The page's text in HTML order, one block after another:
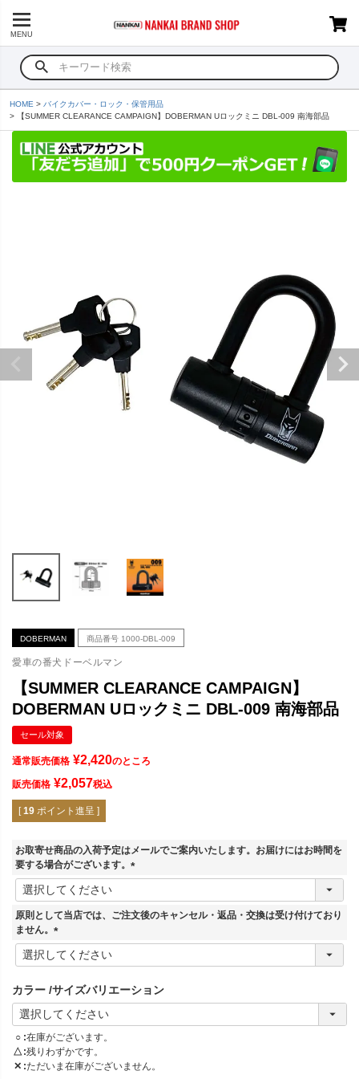
MENU
HOME
バイクカバー・ロック・保管用品
【SUMMER CLEARANCE CAMPAIGN】DOBERMAN Uロックミニ DBL-009 南海部品
DOBERMAN 商品番号 1000-DBL-009
愛車の番犬ドーベルマン
【SUMMER CLEARANCE CAMPAIGN】
DOBERMAN Uロックミニ DBL-009 南海部品
セール対象
通常販売価格 ¥2,420のところ
販売価格 ¥2,057税込
[ 19 ポイント進呈 ]
お取寄せ商品の入荷予定はメールでご案内いたします。お届けにはお時間を
要する場合がございます。
(
須
原則として当店では、ご注文後のキャンセル・返品・交換は受け付けており
ません。
(
必
)
カラー サイズバリエーション
○ 在庫がございます。
△ 残りわずかです。
✕ ただいま在庫がございません。